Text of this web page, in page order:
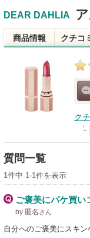
このブランドの情報を
DEAR DAHLIA
商品情報 クチコ
ク
質問一覧
1件中 1-1件を表示
ご褒美にパケ買い
by 匿名 さん
自分へのご褒美にスキ